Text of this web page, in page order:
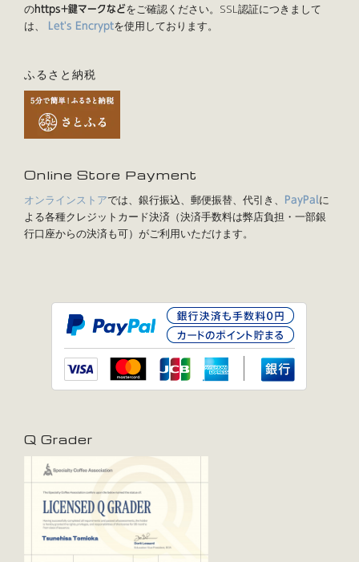
のhttps+鍵マークなどをご確認ください。SSL認証につきまして
は、
Let's Encryptを使用しております。
ふるさと納税
Online Store Payment
オンラインストアでは、銀行振込、郵便振替、代引き、 PayPalに
よる各種クレジットカード決済（決済手数料は弊店負担・一部銀
行口座からの決済も可）がご利用いただけます。
Q Grader